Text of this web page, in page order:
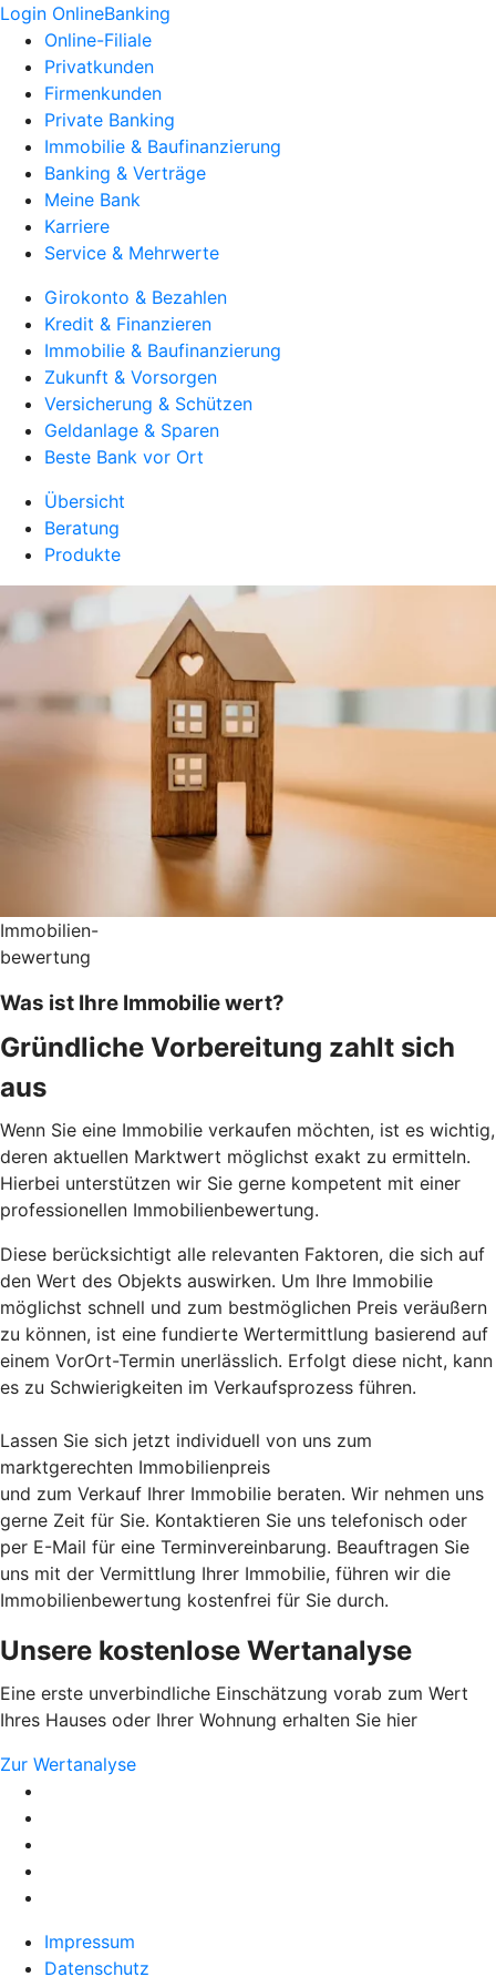
Login OnlineBanking
Online-Filiale
Privatkunden
Firmenkunden
Private Banking
Immobilie & Baufinanzierung
Banking & Verträge
Meine Bank
Karriere
Service & Mehrwerte
Girokonto & Bezahlen
Kredit & Finanzieren
Immobilie & Baufinanzierung
Zukunft & Vorsorgen
Versicherung & Schützen
Geldanlage & Sparen
Beste Bank vor Ort
Übersicht
Beratung
Produkte
Immobilien-
bewertung
Was ist Ihre Immobilie wert?
Gründliche Vorbereitung zahlt sich
aus
Wenn Sie eine Immobilie verkaufen möchten, ist es wichtig,
deren aktuellen Marktwert möglichst exakt zu ermitteln.
Hierbei unterstützen wir Sie gerne kompetent mit einer
professionellen Immobilienbewertung.
Diese berücksichtigt alle relevanten Faktoren, die sich auf
den Wert des Objekts auswirken. Um Ihre Immobilie
möglichst schnell und zum bestmöglichen Preis veräußern
zu können, ist eine fundierte Wertermittlung basierend auf
einem VorOrt-Termin unerlässlich. Erfolgt diese nicht, kann
es zu Schwierigkeiten im Verkaufsprozess führen.
Lassen Sie sich jetzt individuell von uns zum
marktgerechten Immobilienpreis
und zum Verkauf Ihrer Immobilie beraten. Wir nehmen uns
gerne Zeit für Sie. Kontaktieren Sie uns telefonisch oder
per E-Mail für eine Terminvereinbarung. Beauftragen Sie
uns mit der Vermittlung Ihrer Immobilie, führen wir die
Immobilienbewertung kostenfrei für Sie durch.
Unsere kostenlose Wertanalyse
Eine erste unverbindliche Einschätzung vorab zum Wert
Ihres Hauses oder Ihrer Wohnung erhalten Sie hier
Zur Wertanalyse
Impressum
Datenschutz